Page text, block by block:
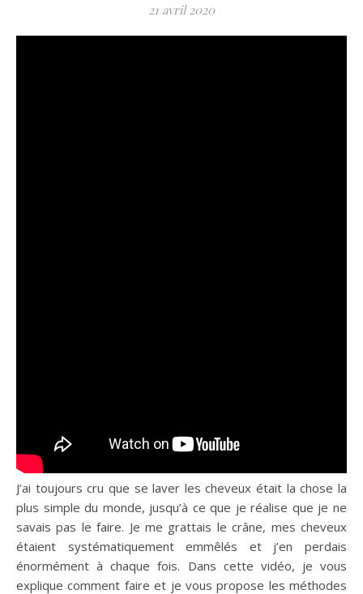
21 avril 2020
J’ai toujours cru que se laver les cheveux était la chose la
plus simple du monde, jusqu’à ce que je réalise que je ne
savais pas le faire. Je me grattais le crâne, mes cheveux
étaient systématiquement emmêlés et j’en perdais
énormément à chaque fois. Dans cette vidéo, je vous
explique comment faire et je vous propose les méthodes